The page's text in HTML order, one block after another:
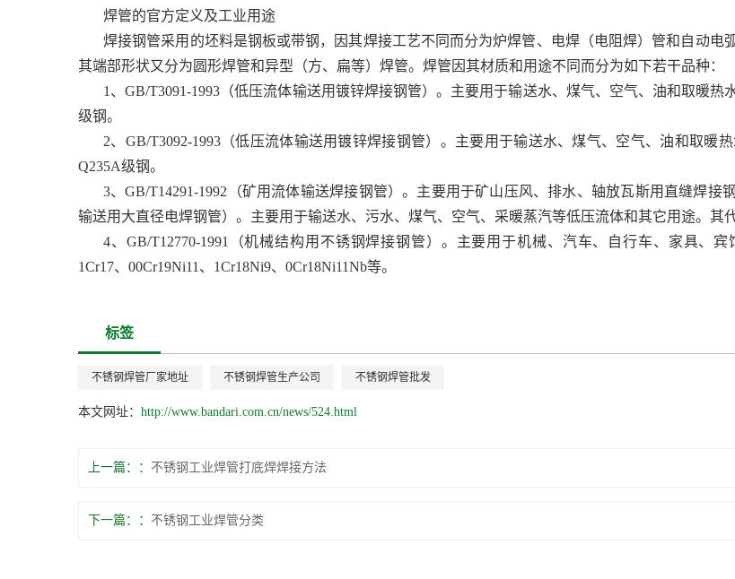
焊管的官方定义及工业用途
焊接钢管采用的坯料是钢板或带钢，因其焊接工艺不同而分为炉焊管、电焊（电阻焊）管和自动电
其端部形状又分为圆形焊管和异型（方、扁等）焊管。焊管因其材质和用途不同而分为如下若干品种：
1、GB/T3091-1993（低压流体输送用镀锌焊接钢管）。主要用于输送水、煤气、空气、油和取暖
级钢。
2、GB/T3092-1993（低压流体输送用镀锌焊接钢管）。主要用于输送水、煤气、空气、油和取暖
Q235A级钢。
3、GB/T14291-1992（矿用流体输送焊接钢管）。主要用于矿山压风、排水、轴放瓦斯用直缝焊接
输送用大直径电焊钢管）。主要用于输送水、污水、煤气、空气、采暖蒸汽等低压流体和其它用途。其
4、GB/T12770-1991（机械结构用不锈钢焊接钢管）。主要用于机械、汽车、自行车、家具、
1Cr17、00Cr19Ni11、1Cr18Ni9、0Cr18Ni11Nb等。
标签
不锈钢焊管厂家地址 不锈钢焊管生产公司 不锈钢焊管批发
本文网址： http://www.bandari.com.cn/news/524.html
上一篇： 不锈钢工业焊管打底焊焊接方法
下一篇： 不锈钢工业焊管分类